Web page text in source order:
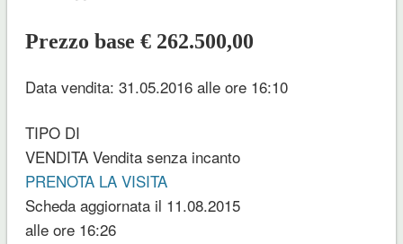
Prezzo base € 262.500,00
Data vendita: 31.05.2016 alle ore 16:10
TIPO DI
VENDITA Vendita senza incanto
PRENOTA LA VISITA
Scheda aggiornata il 11.08.2015
alle ore 16:26